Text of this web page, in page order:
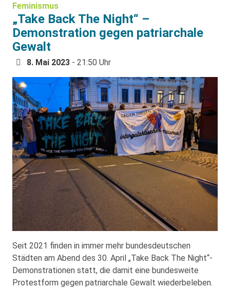
Feminismus
„Take Back The Night“ –
Demonstration gegen patriarchale
Gewalt
8. Mai 2023 - 21:50 Uhr
Seit 2021 finden in immer mehr bundesdeutschen
Städten am Abend des 30. April „Take Back The Night“-
Demonstrationen statt, die damit eine bundesweite
Protestform gegen patriarchale Gewalt wiederbeleben.